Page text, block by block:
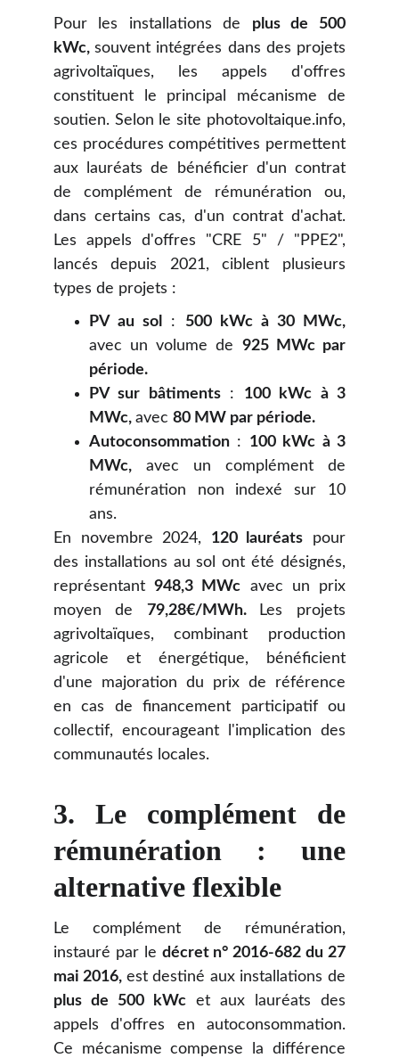
Pour les installations de plus de 500
kWc,souvent intégrées dans des projets
agrivoltaïques, les appels d'offres
constituent le principal mécanisme de
soutien. Selon le site photovoltaique.info,
ces procédures compétitives permettent
aux lauréats de bénéficier d'un contrat
de complément de rémunération ou,
dans certains cas, d'un contrat d'achat.
Les appels d'offres "CRE 5" / "PPE2",
lancés depuis 2021, ciblent plusieurs
types de projets :
PV au sol : 500 kWc à 30 MWc,
avec un volume de 925 MWc par
période.
PV sur bâtiments: 100 kWc à 3
MWc, avec 80 MW par période.
Autoconsommation : 100 kWc à 3
MWc, avec un complément de
rémunération non indexé sur 10
ans.
En novembre 2024, 120 lauréats pour
des installations au sol ont été désignés,
représentant948,3 MWc avec un prix
moyen de 79,28€/MWh.
Les projets
agrivoltaïques, combinant production
agricole et énergétique, bénéficient
d'une majoration du prix de référence
en cas de financement participatif ou
collectif, encourageant l'implication des
communautés locales.
3. Le complément de
rémunération : une
alternative flexible
Le complément de rémunération,
instauré par le décret n° 2016-682 du 27
mai 2016, est destiné aux installations de
plus de 500 kWcet aux lauréats des
appels d'offres en autoconsommation.
Ce mécanisme compense la différence